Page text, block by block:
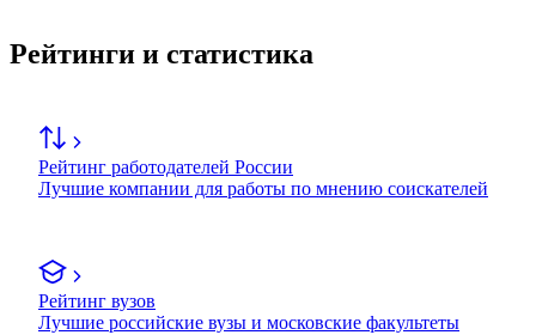
Рейтинги и статистика
Рейтинг работодателей России
Лучшие компании для работы по мнению соискателей
Рейтинг вузов
Лучшие российские вузы и московские факультеты